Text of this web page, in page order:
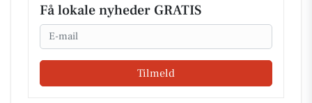
Få lokale nyheder GRATIS
Email
Tilmeld